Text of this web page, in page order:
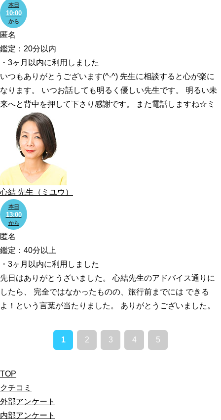
本日
10:00
から
匿名
鑑定：20分以内
・3ヶ月以内に利用しました
いつもありがとうございます(^-^) 先生に相談すると心が楽に
なります。 いつお話しても明るく優しい先生です。 明るい未
来へと背中を押して下さり感謝です。 また電話しますね☆ミ
心結 先生 （ミユウ）
本日
13:00
から
匿名
鑑定：40分以上
・3ヶ月以内に利用しました
先日はありがとうざいました。 心結先生のアドバイス通りに
したら、 完全ではなかったものの、旅行前までには できる
よ！という言葉が当たりました。 ありがとうございました。
1 2 3 4 5
TOP
クチコミ
外部アンケート
内部アンケート